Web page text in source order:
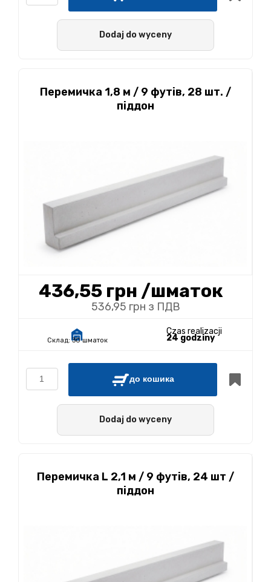
Dodaj do wyceny
Перемичка 1,8 м / 9 футів, 28 шт. /
піддон
436,55 грн /шматок
536,95 грн з ПДВ
Склад: 30 шматок
Czas realizacji
24 godziny
до кошика
Dodaj do wyceny
Перемичка L 2,1 м / 9 футів, 24 шт /
піддон